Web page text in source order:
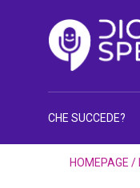
CHE SUCCEDE?
HOMEPAGE /